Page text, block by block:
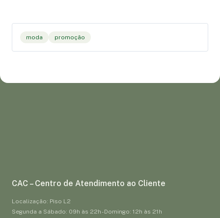
moda promoção
CAC – Centro de Atendimento ao Cliente
Localização: Piso L2
Segunda a Sábado: 09h às 22h - Domingo: 12h às 21h